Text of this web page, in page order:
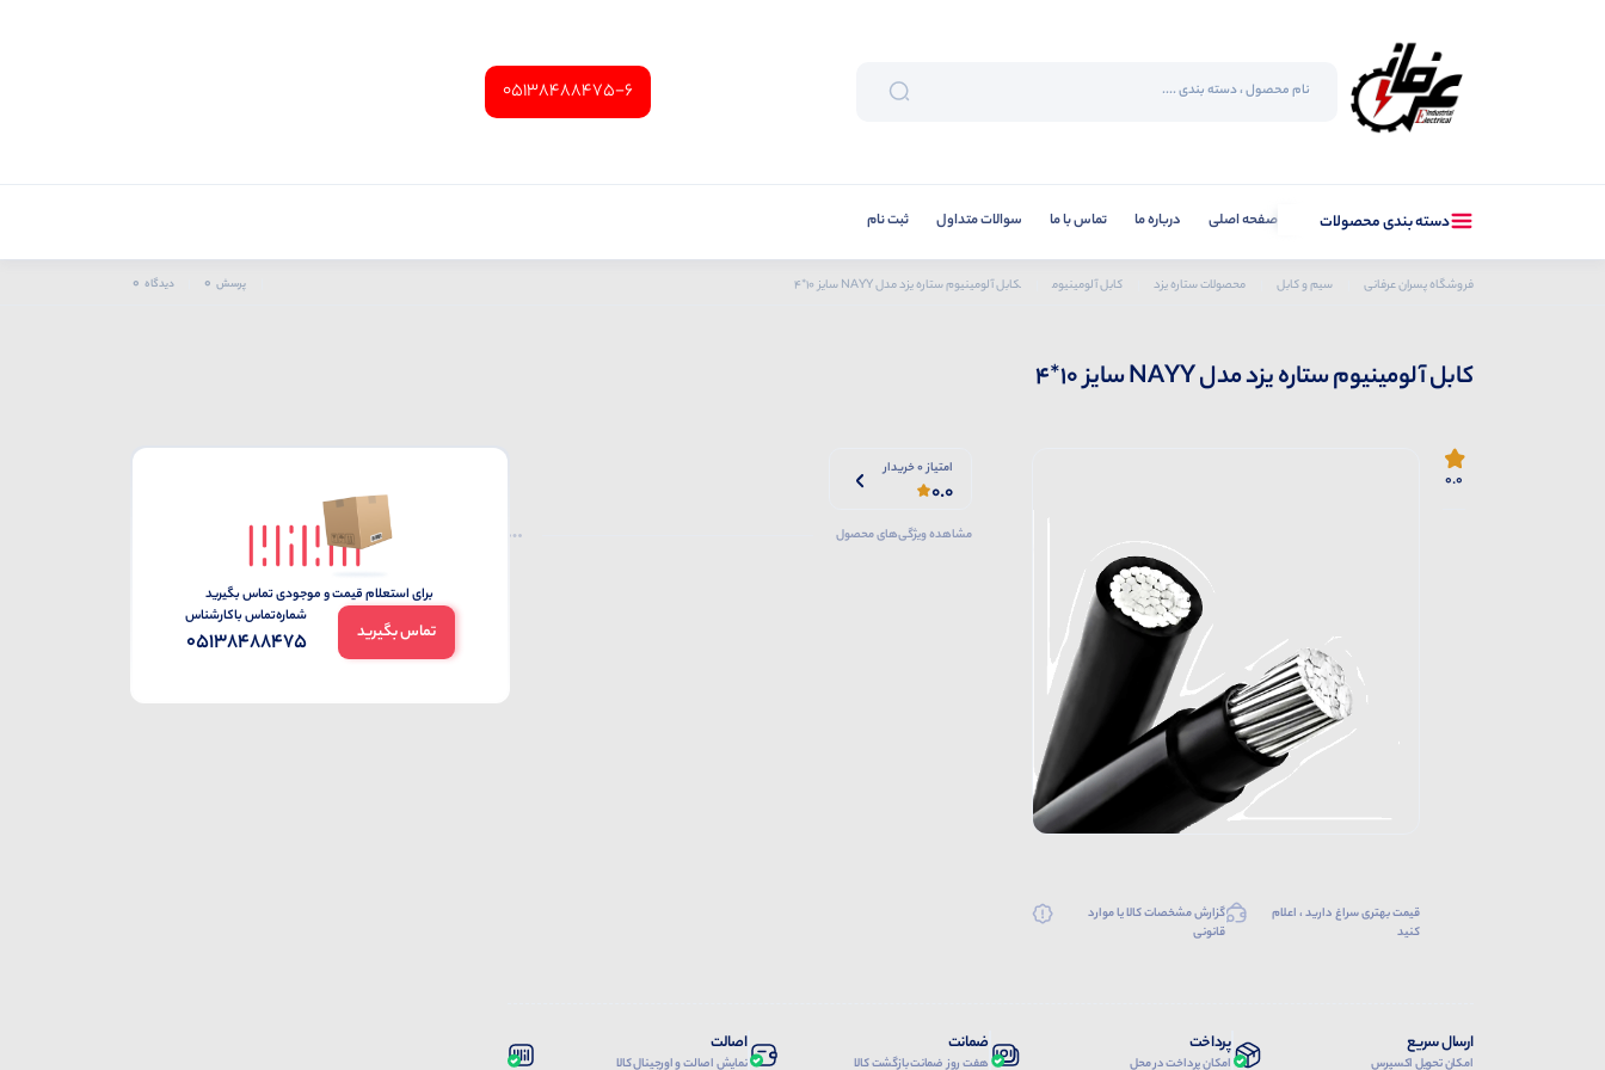
05138488475-6
دسته بندی محصولات صفحه اصلی درباره ما تماس با ما سوالات متداول ثبت نام
فروشگاه پسران عرفانی سیم و کابل محصولات ستاره یزد کابل آلومینیوم کابل آلومینیوم ستاره یزد مدل NAYY سایز 10*4 پرسش 0 دیدگاه 0
کابل آلومینیوم ستاره یزد مدل NAYY سایز 10*4
0.0
قیمت بهتری سراغ دارید ، اعلام
کنید
گزارش مشخصات کالا یا موارد
قانونی
امتیاز 0 خریدار
0.0
مشاهده ویژگی‌های محصول
ارسال سریع
امکان تحویل اکسپرس
پرداخت
امکان پرداخت در محل
ضمانت
هفت روز ضمانت بازگشت کالا
اصالت
نمایش اصالت و اورجینال کالا
برای استعلام قیمت و موجودی تماس بگیرید
تماس بگیرید
شماره‌تماس‌ با‌کارشناس
05138488475